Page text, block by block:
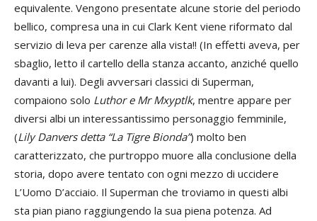
equivalente. Vengono presentate alcune storie del periodo
bellico, compresa una in cui Clark Kent viene riformato dal
servizio di leva per carenze alla vista!! (In effetti aveva, per
sbaglio, letto il cartello della stanza accanto, anziché quello
davanti a lui). Degli avversari classici di Superman,
compaiono solo Luthor e Mr Mxyptlk, mentre appare per
diversi albi un interessantissimo personaggio femminile,
(Lily Danvers detta “La Tigre Bionda”) molto ben
caratterizzato, che purtroppo muore alla conclusione della
storia, dopo avere tentato con ogni mezzo di uccidere
L’Uomo D’acciaio. Il Superman che troviamo in questi albi
sta pian piano raggiungendo la sua piena potenza. Ad